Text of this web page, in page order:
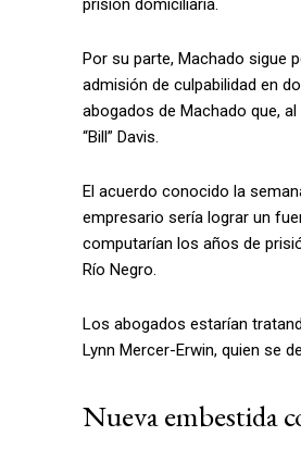
prisión domiciliaria.
Por su parte, Machado sigue
admisión de culpabilidad en
abogados de Machado que,
“Bill” Davis.
El acuerdo conocido la
empresario sería lograr un
computarían los años de
Río Negro.
Los abogados estarían
Lynn Mercer-Erwin, quien se
Nueva embestida